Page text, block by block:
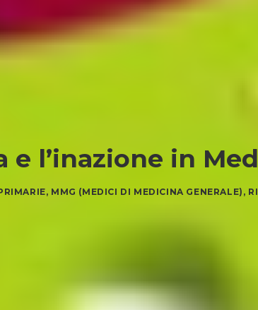
e l’inazione in
, MMG (MEDICI DI MEDICINA GENERALE) ,